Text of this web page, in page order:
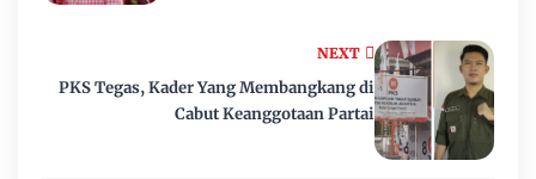
NEXT
PKS Tegas, Kader Yang Membangkang di
Cabut Keanggotaan Partai